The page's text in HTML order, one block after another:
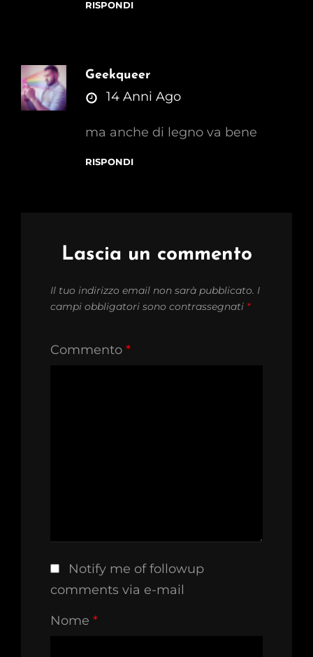
RISPONDI
Geekqueer
says:14 Anni Ago
ma anche di legno va bene
RISPONDI
Lascia un commento
Il tuo indirizzo email non sarà pubblicato. I
campi obbligatori sono contrassegnati *
Commento *
Notify me of followup
comments via e-mail
Nome *